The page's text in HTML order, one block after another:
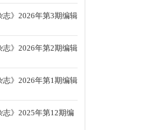
志》2026年第3期编辑
志》2026年第2期编辑
志》2026年第1期编辑
志》2025年第12期编